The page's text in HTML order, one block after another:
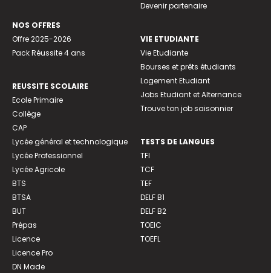
NOS OFFRES
Offre 2025-2026
Pack Réussite 4 ans
REUSSITE SCOLAIRE
Ecole Primaire
Collège
CAP
Lycée général et technologique
Lycée Professionnel
Lycée Agricole
BTS
BTSA
BUT
Prépas
Licence
Licence Pro
DN Made
Devenir partenaire
VIE ETUDIANTE
Vie Etudiante
Bourses et prêts étudiants
Logement Etudiant
Jobs Etudiant et Alternance
Trouve ton job saisonnier
TESTS DE LANGUES
TFI
TCF
TEF
DELF B1
DELF B2
TOEIC
TOEFL